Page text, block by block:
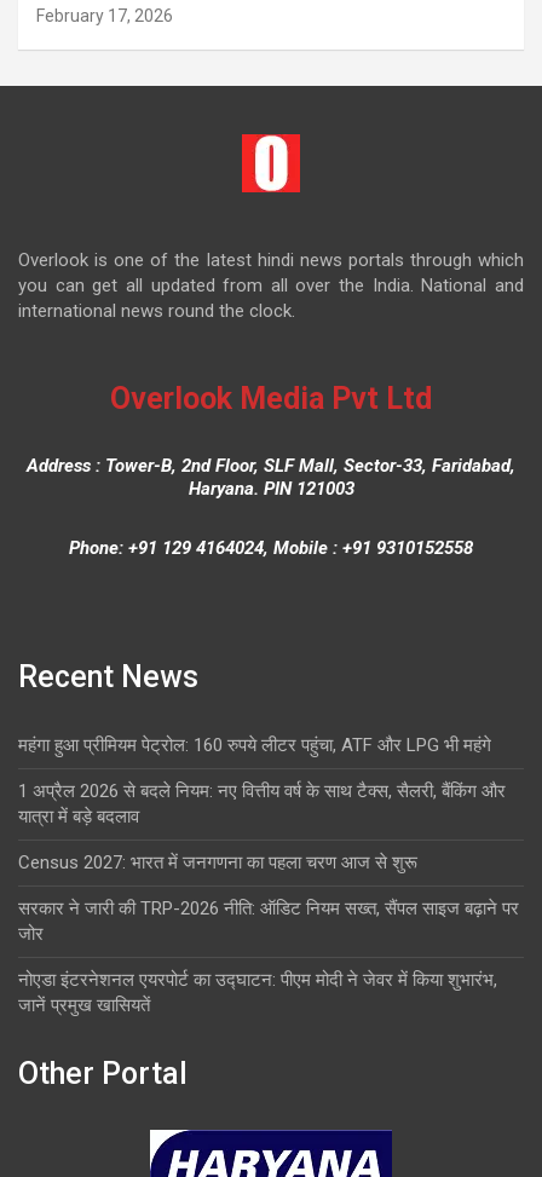
February 17, 2026
Overlook is one of the latest hindi news portals through which
you can get all updated from all over the India. National and
international news round the clock.
Overlook Media Pvt Ltd
Address : Tower-B, 2nd Floor, SLF Mall, Sector-33, Faridabad,
Haryana. PIN 121003
Phone: +91 129 4164024, Mobile : +91 9310152558
Recent News
महंगा हुआ प्रीमियम पेट्रोल: 160 रुपये लीटर पहुंचा, ATF और LPG भी महंगे
1 अप्रैल 2026 से बदले नियम: नए वित्तीय वर्ष के साथ टैक्स, सैलरी, बैंकिंग और
यात्रा में बड़े बदलाव
Census 2027: भारत में जनगणना का पहला चरण आज से शुरू
सरकार ने जारी की TRP-2026 नीति: ऑडिट नियम सख्त, सैंपल साइज बढ़ाने पर
जोर
नोएडा इंटरनेशनल एयरपोर्ट का उद्घाटन: पीएम मोदी ने जेवर में किया शुभारंभ,
जानें प्रमुख खासियतें
Other Portal